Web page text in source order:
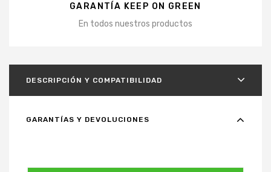
GARANTÍA KEEP ON GREEN
En todos nuestros productos
DESCRIPCIÓN Y COMPATIBILIDAD
GARANTÍAS Y DEVOLUCIONES